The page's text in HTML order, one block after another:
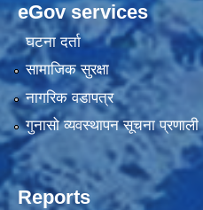
eGov services
घटना दर्ता
सामाजिक सुरक्षा
नागरिक वडापत्र
गुनासो व्यवस्थापन सूचना प्रणाली
Reports